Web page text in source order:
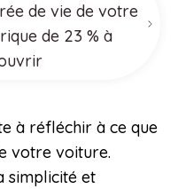
de vie de votre
de 23 % à
à réfléchir à ce que
votre voiture.
simplicité et